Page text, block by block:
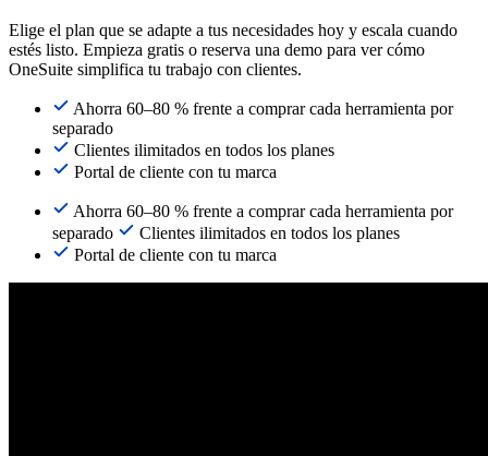
Elige el plan que se adapte a tus necesidades hoy y escala cuando
estés listo. Empieza gratis o reserva una demo para ver cómo
OneSuite simplifica tu trabajo con clientes.
Ahorra 60–80 % frente a comprar cada herramienta por
separado
Clientes ilimitados en todos los planes
Portal de cliente con tu marca
Ahorra 60–80 % frente a comprar cada herramienta por
separado
Clientes ilimitados en todos los planes
Portal de cliente con tu marca